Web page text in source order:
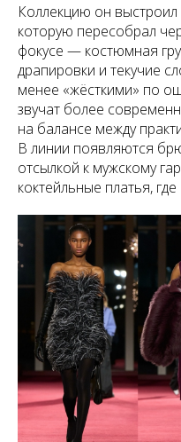
Коллекцию он выстроил
которую пересобрал
фокусе — костюмная
драпировки и текучие
менее «жёсткими» по
звучат более
на балансе между
В линии появляются
отсылкой к мужскому
коктейльные платья,